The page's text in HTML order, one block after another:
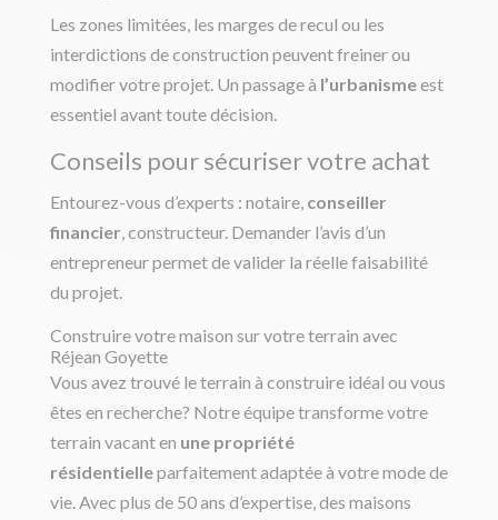
Les zones limitées, les marges de recul ou les
interdictions de construction peuvent freiner ou
modifier votre projet. Un passage à l’urbanismeest
essentiel avant toute décision.
Conseils pour sécuriser votre achat
Entourez-vous d’experts : notaire, conseiller
financier, constructeur. Demander l’avis d’un
entrepreneur permet de valider la réelle faisabilité
du projet.
Construire votre maison sur votre terrain avec
Réjean Goyette
Vous avez trouvé le terrain à construire idéal ou vous
êtes en recherche? Notre équipe transforme votre
terrain vacant en une propriété
résidentielleparfaitement adaptée à votre mode de
vie. Avec plus de 50 ans d’expertise, des maisons